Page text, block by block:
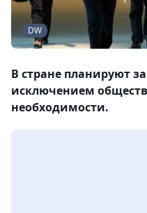
DW
В стране планируют
исключением
необходимости.